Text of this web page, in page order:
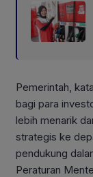
Pemerintah,
bagi para
lebih menarik
strategis ke
pendukung
Peraturan